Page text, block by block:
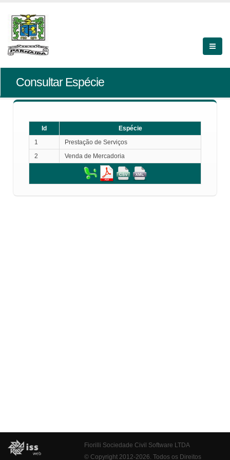
Consultar Espécie
Id
Espécie
1
Prestação de Serviços
2
Venda de Mercadoria
Fiorilli Sociedade Civil Software LTDA
© Copyright 2012-2026. Todos os Direitos